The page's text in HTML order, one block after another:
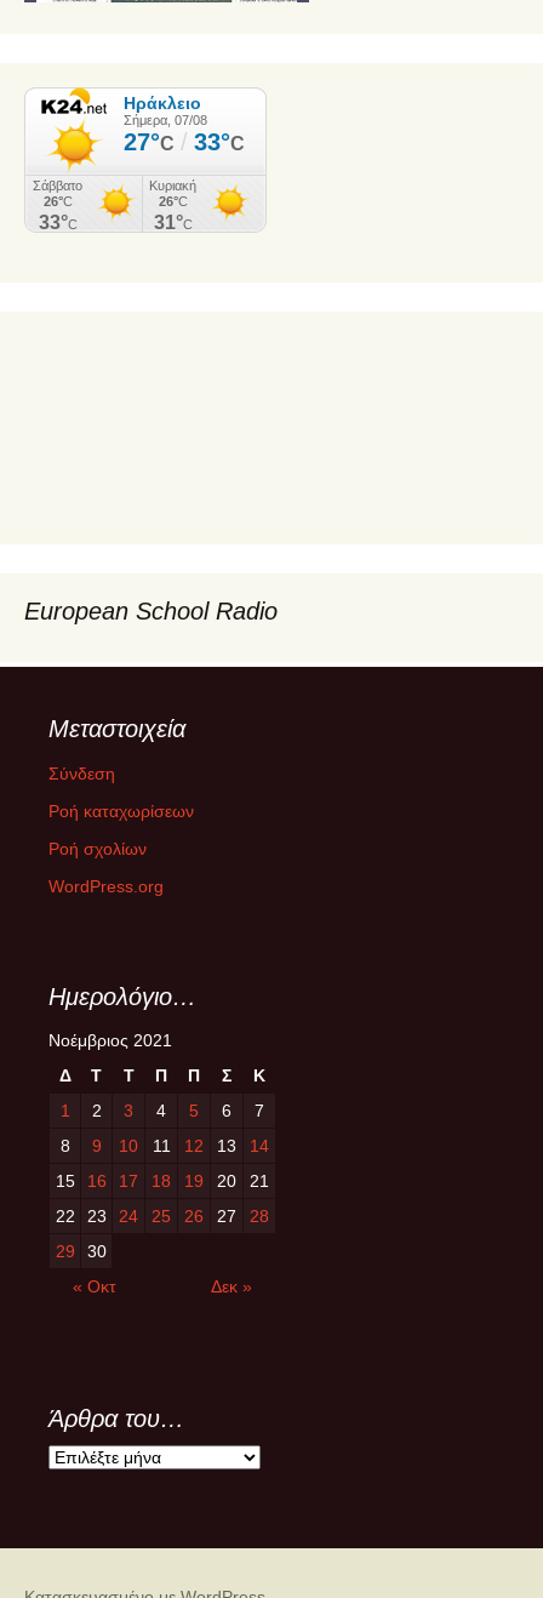
European School Radio
Μεταστοιχεία
Σύνδεση
Ροή καταχωρίσεων
Ροή σχολίων
WordPress.org
Ημερολόγιο…
Νοέμβριος 2021
Δ
Τ Τ Π Π Σ
Κ
1
2 3 4 5 6
7
8
9 10 11 12 13
14
15
16 17 18 19 20
21
22
23 24 25 26 27
28
29
30
« Οκτ
Δεκ »
Άρθρα του…
Άρθρα